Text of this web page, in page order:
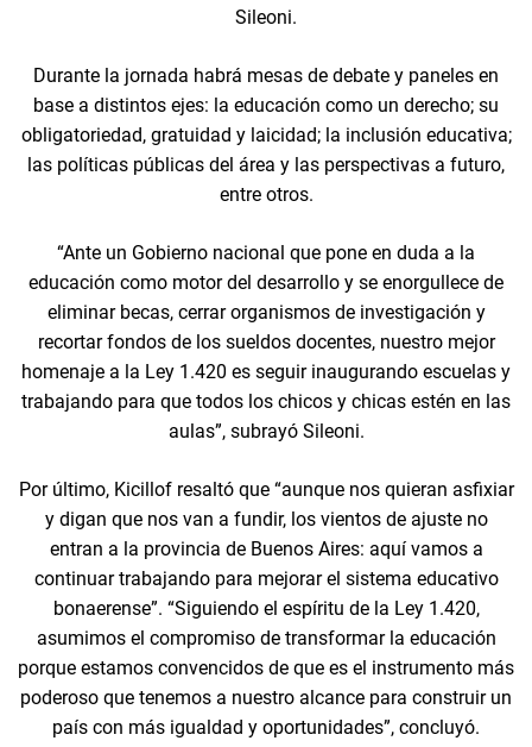
Sileoni.
Durante la jornada habrá mesas de debate y paneles en
base a distintos ejes: la educación como un derecho; su
obligatoriedad, gratuidad y laicidad; la inclusión educativa;
las políticas públicas del área y las perspectivas a futuro,
entre otros.
“Ante un Gobierno nacional que pone en duda a la
educación como motor del desarrollo y se enorgullece de
eliminar becas, cerrar organismos de investigación y
recortar fondos de los sueldos docentes, nuestro mejor
homenaje a la Ley 1.420 es seguir inaugurando escuelas y
trabajando para que todos los chicos y chicas estén en las
aulas”, subrayó Sileoni.
Por último, Kicillof resaltó que “aunque nos quieran asfixiar
y digan que nos van a fundir, los vientos de ajuste no
entran a la provincia de Buenos Aires: aquí vamos a
continuar trabajando para mejorar el sistema educativo
bonaerense”. “Siguiendo el espíritu de la Ley 1.420,
asumimos el compromiso de transformar la educación
porque estamos convencidos de que es el instrumento más
poderoso que tenemos a nuestro alcance para construir un
país con más igualdad y oportunidades”, concluyó.